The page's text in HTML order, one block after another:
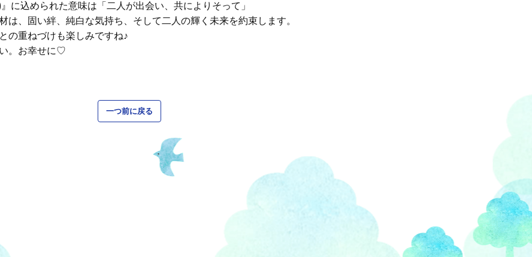
に込められた意味は「二人が出会い、共によりそって」
は、固い絆、純白な気持ち、そして二人の輝く未来を約束します。
の重ねづけも楽しみですね♪
。お幸せに♡
一つ前に戻る